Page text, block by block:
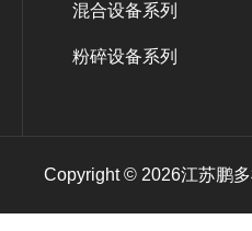
混合设备系列
粉碎设备系列
Copyright © 2026江苏鹏